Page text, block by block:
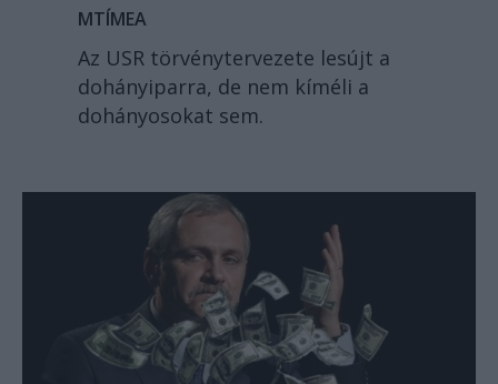
MTÍMEA
Az USR törvénytervezete lesújt a
dohányiparra, de nem kíméli a
dohányosokat sem.